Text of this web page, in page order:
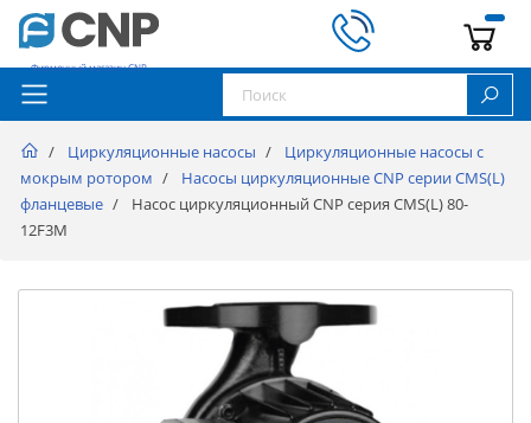
Фирменный магазин CNP
Циркуляционные насосы
Циркуляционные насосы с
мокрым ротором
Насосы циркуляционные CNP серии CMS(L)
фланцевые
Насос циркуляционный CNP серия CMS(L) 80-
12F3M